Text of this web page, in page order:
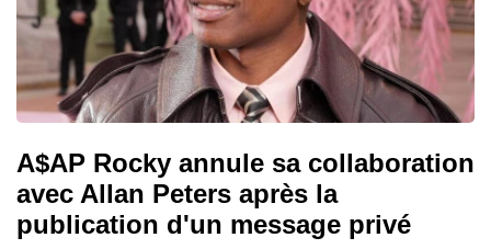
A$AP Rocky annule sa collaboration
avec Allan Peters après la
publication d'un message privé